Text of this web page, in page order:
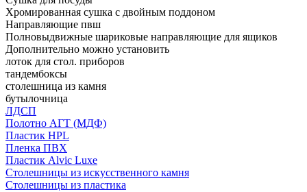
Хромированная сушка с двойным поддоном
Направляющие пвш
Полновыдвижные шариковые направляющие для ящиков
Дополнительно можно установить
лоток для стол. приборов
тандембоксы
столешница из камня
бутылочница
ЛДСП
Полотно АГТ (МДФ)
Пластик HPL
Пленка ПВХ
Пластик Alvic Luxe
Столешницы из искусственного камня
Столешницы из пластика